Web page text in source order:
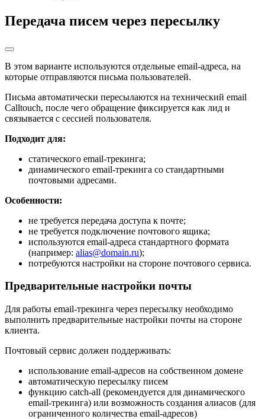
Передача писем через пересылку
В этом варианте используются отдельные email-адреса, на
которые отправляются письма пользователей.
Письма автоматически пересылаются на технический email
Calltouch, после чего обращение фиксируется как лид и
связывается с сессией пользователя.
Подходит для:
статического email-трекинга;
динамического email-трекинга со стандартными
почтовыми адресами.
Особенности:
не требуется передача доступа к почте;
не требуется подключение почтового ящика;
используются email-адреса стандартного формата
(например: alias@domain.ru);
потребуются настройки на стороне почтового сервиса.
Предварительные настройки почты
Для работы email-трекинга через пересылку необходимо
выполнить предварительные настройки почты на стороне
клиента.
Почтовый сервис должен поддерживать:
использование email-адресов на собственном домене
автоматическую пересылку писем
функцию catch-all (рекомендуется для динамического
email-трекинга) или возможность создания алиасов (для
ограниченного количества email-адресов)